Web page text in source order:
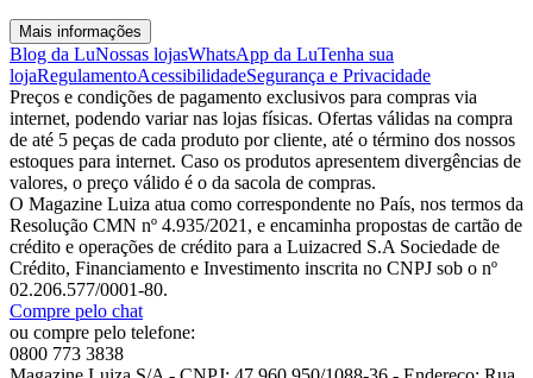
Mais informações
Blog da LuNossas lojasWhatsApp da LuTenha sua
lojaRegulamentoAcessibilidadeSegurança e Privacidade
Preços e condições de pagamento exclusivos para compras via
internet, podendo variar nas lojas físicas. Ofertas válidas na compra
de até 5 peças de cada produto por cliente, até o término dos nossos
estoques para internet. Caso os produtos apresentem divergências de
valores, o preço válido é o da sacola de compras.
O Magazine Luiza atua como correspondente no País, nos termos da
Resolução CMN nº 4.935/2021, e encaminha propostas de cartão de
crédito e operações de crédito para a Luizacred S.A Sociedade de
Crédito, Financiamento e Investimento inscrita no CNPJ sob o nº
02.206.577/0001-80.
Compre pelo chat
ou compre pelo telefone:
0800 773 3838